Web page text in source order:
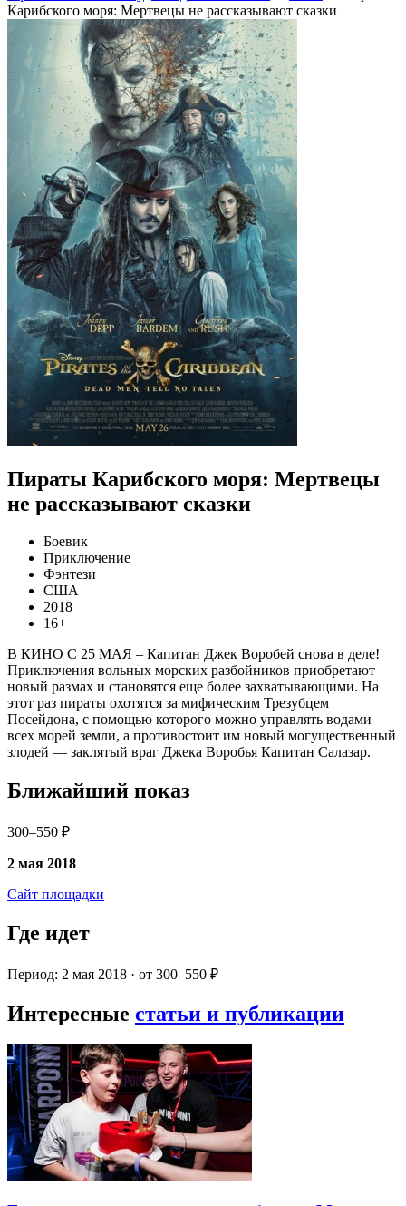
Карибского моря: Мертвецы не рассказывают сказки
Пираты Карибского моря: Мертвецы
не рассказывают сказки
Боевик
Приключение
Фэнтези
США
2018
16+
В КИНО С 25 МАЯ – Капитан Джек Воробей снова в деле!
Приключения вольных морских разбойников приобретают
новый размах и становятся еще более захватывающими. На
этот раз пираты охотятся за мифическим Трезубцем
Посейдона, с помощью которого можно управлять водами
всех морей земли, а противостоит им новый могущественный
злодей — заклятый враг Джека Воробья Капитан Салазар.
Ближайший показ
300–550 ₽
2 мая 2018
Сайт площадки
Где идет
Период: 2 мая 2018 · от 300–550 ₽
Интересные статьи и публикации